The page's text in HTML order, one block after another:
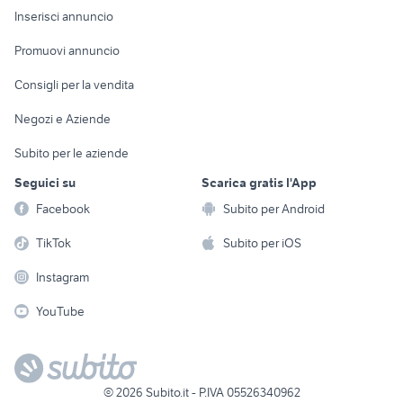
Console e
Fotografia
Telefonia
Biciclette
Inserisci annuncio
Promuovi annuncio
Consigli per la vendita
Negozi e Aziende
Subito per le aziende
Seguici su
Facebook
TikTok
Instagram
YouTube
Scarica gratis l'App
Subito per Android
Subito per iOS
©2026 Subito.it - P.IVA 05526340962